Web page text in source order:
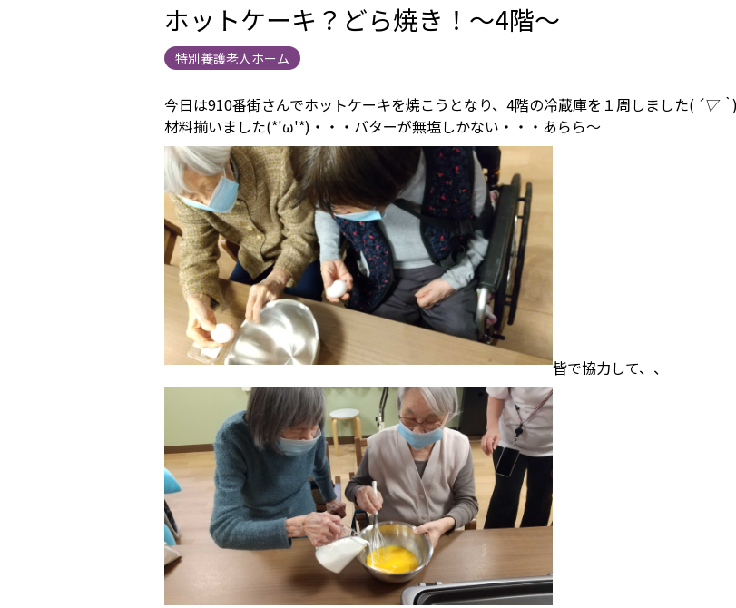
ホットケーキ？どら焼き！～4階～
特別養護老人ホーム
今日は910番街さんでホットケーキを焼こうとなり、4階の冷蔵庫を１周しました( ´▽｀)
材料揃いました(*'ω'*)・・・バターが無塩しかない・・・あらら～
皆で協力して、、